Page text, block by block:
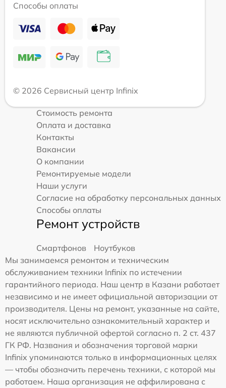
Способы оплаты
© 2026 Сервисный центр Infinix
Стоимость ремонта
Оплата и доставка
Контакты
Вакансии
О компании
Ремонтируемые модели
Наши услуги
Согласие на обработку персональных данных
Способы оплаты
Ремонт устройств
Смартфонов
Ноутбуков
Мы занимаемся ремонтом и техническим
обслуживанием техники Infinix по истечении
гарантийного периода. Наш центр в Казани работает
независимо и не имеет официальной авторизации от
производителя. Цены на ремонт, указанные на сайте,
носят исключительно ознакомительный характер и
не являются публичной офертой согласно п. 2 ст. 437
ГК РФ. Названия и обозначения торговой марки
Infinix упоминаются только в информационных целях
— чтобы обозначить перечень техники, с которой мы
работаем. Наша организация не аффилирована с